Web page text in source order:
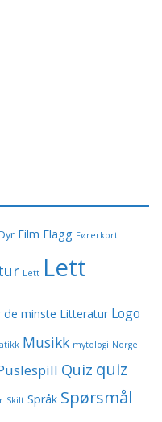
Film Flagg Førerkort
Lett Lett
minste Litteratur Logo
Musikk mytologi Norge
Quiz quiz
Skilt Språk Spørsmål